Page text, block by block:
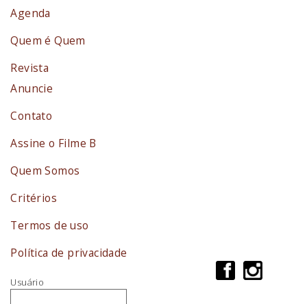
Agenda
Quem é Quem
Revista
Anuncie
Contato
Assine o Filme B
Quem Somos
Critérios
Termos de uso
Política de privacidade
Usuário